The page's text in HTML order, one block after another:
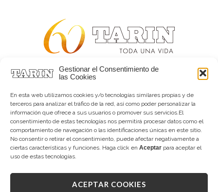
Gestionar el Consentimiento de
las Cookies
En esta web utilizamos cookies y/o tecnologías similares propias y de
terceros para analizar el tráfico de la red, así como poder personalizar la
información que ofrece a sus usuarios o promover sus servicios.El
consentimiento de estas tecnologías nos permitirá procesar datos como el
comportamiento de navegación o las identificaciones únicas en este sitio.
No consentir o retirar el consentimiento, puede afectar negativamente a
ciertas características y funciones. Haga click en Aceptar para aceptar el
uso de estas tecnologías.
ACEPTAR COOKIES
Alta joyería desde 1963
Tarín Magazine
Contacto
Copyright © 2026 Tarín Joyeros